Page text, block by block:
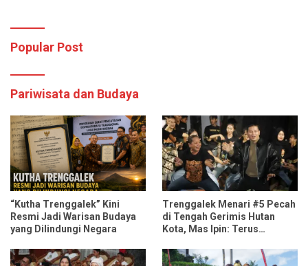
Popular Post
Pariwisata dan Budaya
“Kutha Trenggalek” Kini
Resmi Jadi Warisan Budaya
yang Dilindungi Negara
Trenggalek Menari #5 Pecah
di Tengah Gerimis Hutan
Kota, Mas Ipin: Terus